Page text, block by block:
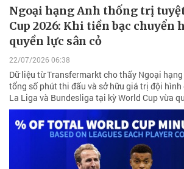
Ngoại hạng Anh thống trị
Cup 2026: Khi tiền bạc chuyển
quyền lực sân cỏ
22/07/2026 06:38
Dữ liệu từ Transfermarkt cho thấy Ngoại
tổng số phút thi đấu và sở hữu giá trị đội hình
La Liga và Bundesliga tại kỳ World Cup vừa